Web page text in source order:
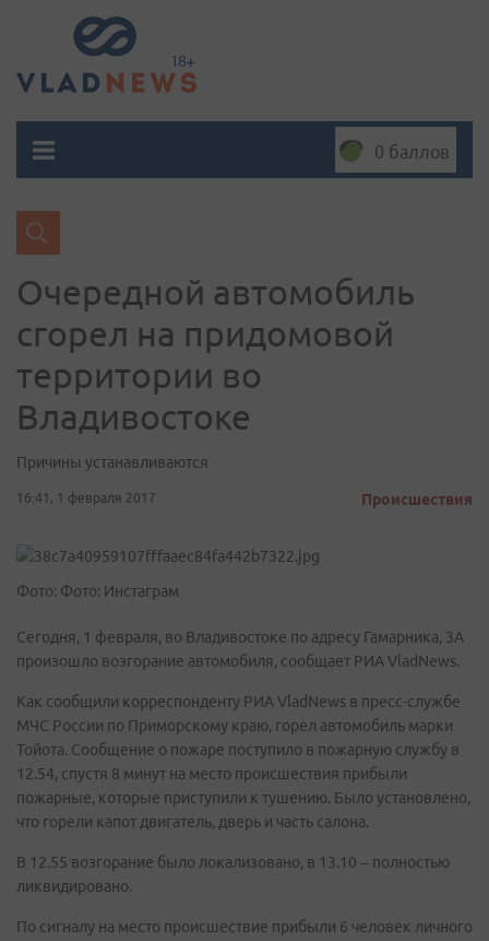
0 баллов
Очередной автомобиль
сгорел на придомовой
территории во
Владивостоке
Причины устанавливаются
16:41, 1 февраля 2017 Происшествия
Фото: Фото: Инстаграм
Сегодня, 1 февраля, во Владивостоке по адресу Гамарника, 3А
произошло возгорание автомобиля, сообщает РИА VladNews.
Как сообщили корреспонденту РИА VladNews в пресс-службе
МЧС России по Приморскому краю, горел автомобиль марки
Тойота. Сообщение о пожаре поступило в пожарную службу в
12.54, спустя 8 минут на место происшествия прибыли
пожарные, которые приступили к тушению. Было установлено,
что горели капот двигатель, дверь и часть салона.
В 12.55 возгорание было локализовано, в 13.10 – полностью
ликвидировано.
По сигналу на место происшествие прибыли 6 человек личного